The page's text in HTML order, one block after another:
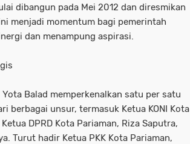
dibangun pada Mei 2012 dan diresmikan
menjadi momentum bagi pemerintah
dan menampung aspirasi.
Balad memperkenalkan satu per satu
berbagai unsur, termasuk Ketua KONI Kota
DPRD Kota Pariaman, Riza Saputra,
Turut hadir Ketua PKK Kota Pariaman,